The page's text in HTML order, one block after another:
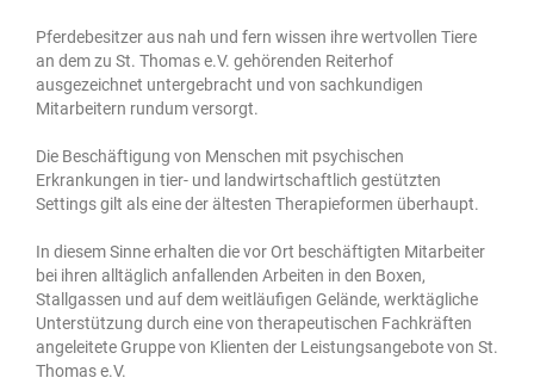
Pferdebesitzer aus nah und fern wissen ihre wertvollen Tiere
an dem zu St. Thomas e.V. gehörenden Reiterhof
ausgezeichnet untergebracht und von sachkundigen
Mitarbeitern rundum versorgt.
Die Beschäftigung von Menschen mit psychischen
Erkrankungen in tier- und landwirtschaftlich gestützten
Settings gilt als eine der ältesten Therapieformen überhaupt.
In diesem Sinne erhalten die vor Ort beschäftigten Mitarbeiter
bei ihren alltäglich anfallenden Arbeiten in den Boxen,
Stallgassen und auf dem weitläufigen Gelände, werktägliche
Unterstützung durch eine von therapeutischen Fachkräften
angeleitete Gruppe von Klienten der Leistungsangebote von St.
Thomas e.V.